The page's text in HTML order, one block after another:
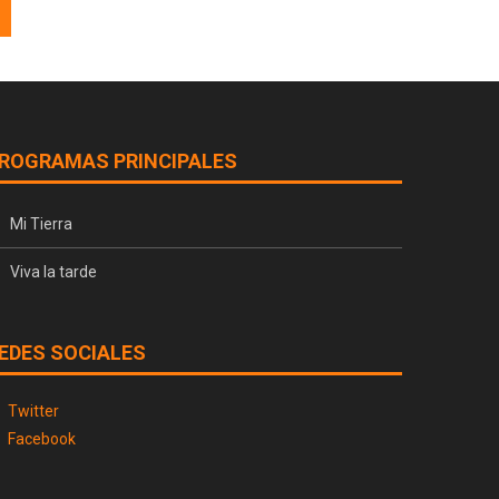
PRINCIPALES
Mi Tierra
Viva la tarde
SOCIALES
Twitter
Facebook